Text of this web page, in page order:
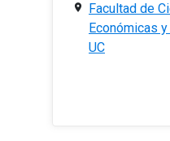
Facultad de
Económicas
UC